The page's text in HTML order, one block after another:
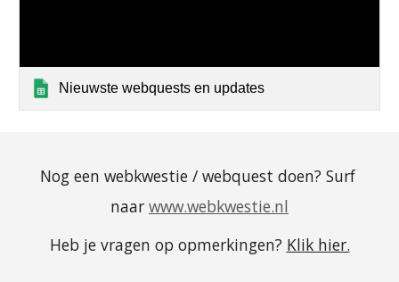
Nieuwste webquests en updates
Nog een webkwestie / webquest doen? Surf
naar www.webkwestie.nl
Heb je vragen op opmerkingen? Klik hier.